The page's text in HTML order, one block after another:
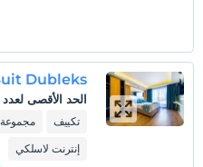
Dubleks
الحد الأقصى
تكييف
إنترنت لاسلكي